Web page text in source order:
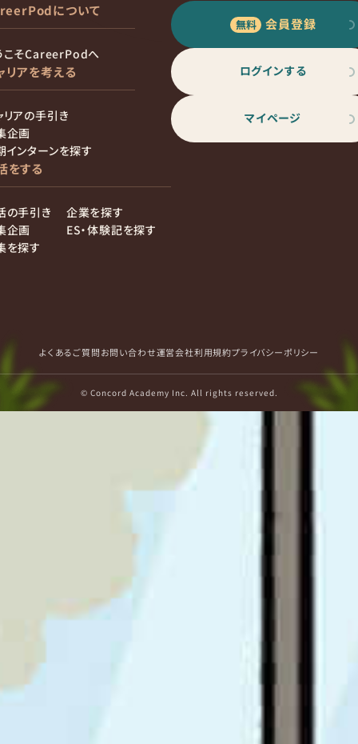
について
こそCareerPodへ
リアを考える
リアの手引き
企画
インターンを探す
をする
の手引き
企画
を探す
企業を探す
ES・体験記を探す
会員登録
ログインする
マイページ
よくあるご質問お問い合わせ運営会社利用規約プライバシーポリシー
© Concord Academy Inc. All rights reserved.